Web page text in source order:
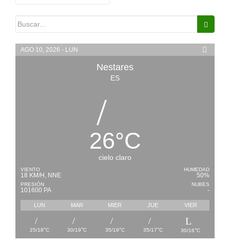
entradas
Buscar:
AGO 10, 2026 - LUN
Nestares
ES
26°C
cielo claro
VIENTO
18 KM/H, NNE
PRESIÓN
101600 PA
HUMEDAD
50%
NUBES
-
LUN MAR MIER JUE VIER
25/18°C 30/19°C 35/19°C 35/17°C 30/16°C